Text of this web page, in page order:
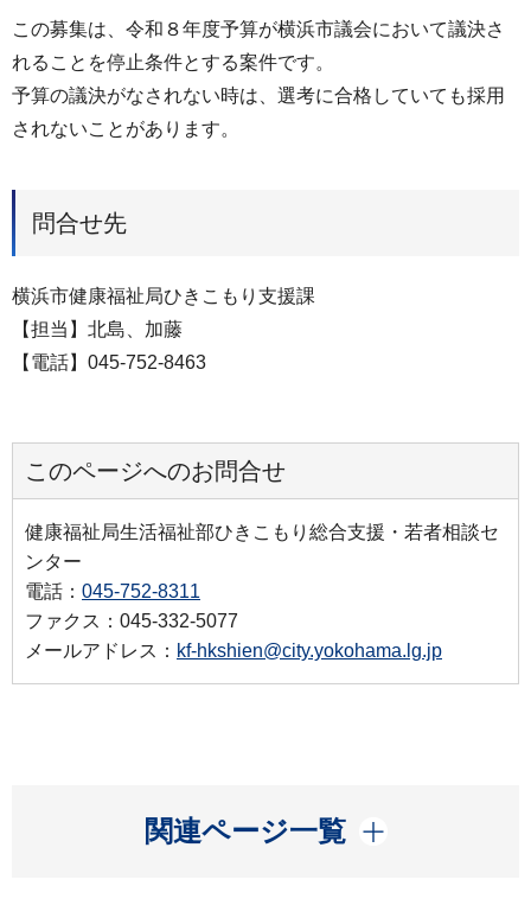
この募集は、令和８年度予算が横浜市議会において議決さ
れることを停止条件とする案件です。
予算の議決がなされない時は、選考に合格していても採用
されないことがあります。
問合せ先
横浜市健康福祉局ひきこもり支援課
【担当】北島、加藤
【電話】045-752-8463
このページへのお問合せ
健康福祉局生活福祉部ひきこもり総合支援・若者相談セ
ンター
電話： 045-752-8311
ファクス：045-332-5077
メールアドレス： kf-hkshien@city.yokohama.lg.jp
関連ページ一覧
開く